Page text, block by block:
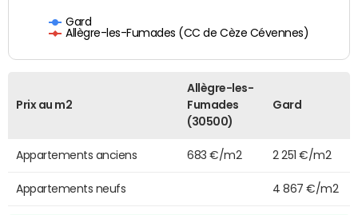
Gard
Allègre-les-Fumades (CC de Cèze Cévennes)
Prix au m2
Allègre-les-
Fumades
(30500)
Gard
Appartements anciens 683 €/m2 2 251 €/m2
Appartements neufs 4 867 €/m2